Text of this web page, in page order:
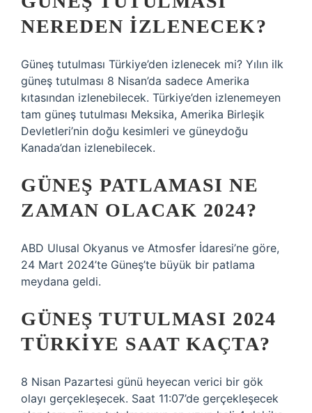
NEREDEN IZLENECEK?
Güneş tutulması Türkiye’den izlenecek mi? Yılın ilk
güneş tutulması 8 Nisan’da sadece Amerika
kıtasından izlenebilecek. Türkiye’den izlenemeyen
tam güneş tutulması Meksika, Amerika Birleşik
Devletleri’nin doğu kesimleri ve güneydoğu
Kanada’dan izlenebilecek.
GÜNEŞ PATLAMASI NE
ZAMAN OLACAK 2024?
ABD Ulusal Okyanus ve Atmosfer İdaresi’ne göre,
24 Mart 2024’te Güneş’te büyük bir patlama
meydana geldi.
GÜNEŞ TUTULMASI 2024
TÜRKIYE SAAT KAÇTA?
8 Nisan Pazartesi günü heyecan verici bir gök
olayı gerçekleşecek. Saat 11:07’de gerçekleşecek